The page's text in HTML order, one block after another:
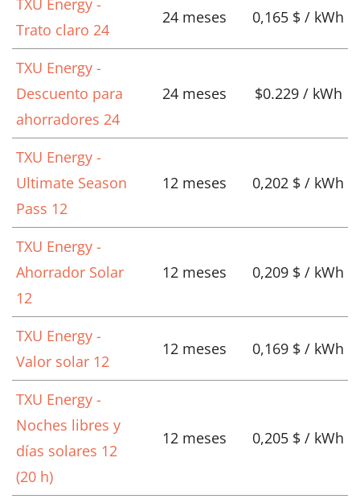
TXU Energy -
Trato claro 24
24 meses 0,165 $ / kWh
TXU Energy -
Descuento para
ahorradores 24
24 meses $0.229 / kWh
TXU Energy -
Ultimate Season
Pass 12
12 meses 0,202 $ / kWh
TXU Energy -
Ahorrador Solar
12
12 meses 0,209 $ / kWh
TXU Energy -
Valor solar 12
12 meses 0,169 $ / kWh
TXU Energy -
Noches libres y
días solares 12
(20 h)
12 meses 0,205 $ / kWh